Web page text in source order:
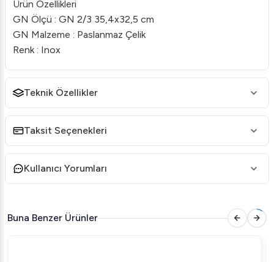
Ürün Özellikleri
GN Ölçü : GN 2/3 35,4x32,5 cm
GN Malzeme : Paslanmaz Çelik
Renk : Inox
Teknik Özellikler
Taksit Seçenekleri
Kullanıcı Yorumları
Buna Benzer Ürünler